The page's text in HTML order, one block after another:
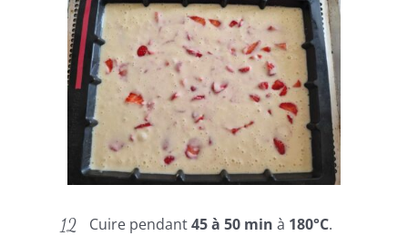
Cuire pendant45 à 50 min à 180°C.